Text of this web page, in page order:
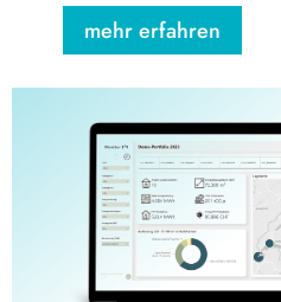
mehr erfahren